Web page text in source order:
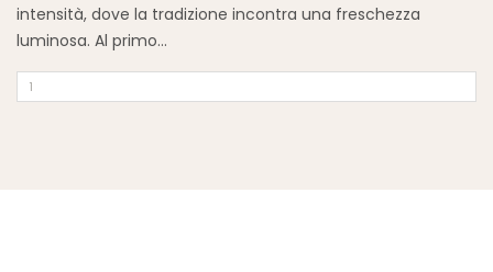
intensità, dove la tradizione incontra una freschezza
luminosa. Al primo...